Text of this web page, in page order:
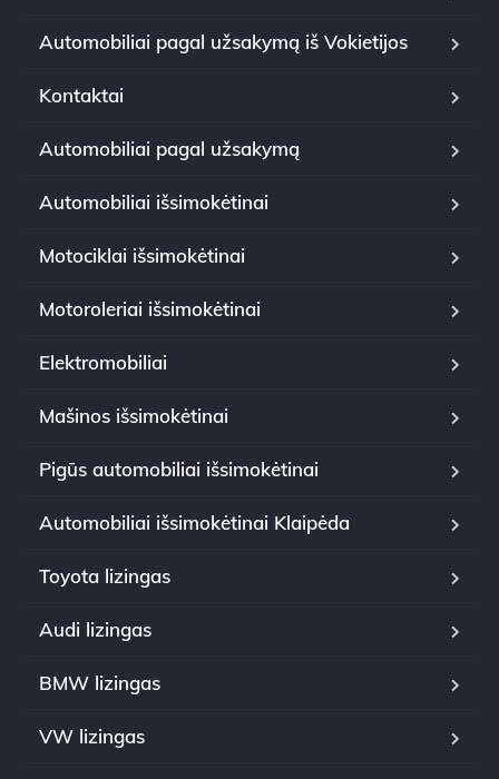
Automobiliai pagal užsakymą iš Vokietijos
Kontaktai
Automobiliai pagal užsakymą
Automobiliai išsimokėtinai
Motociklai išsimokėtinai
Motoroleriai išsimokėtinai
Elektromobiliai
Mašinos išsimokėtinai
Pigūs automobiliai išsimokėtinai
Automobiliai išsimokėtinai Klaipėda
Toyota lizingas
Audi lizingas
BMW lizingas
VW lizingas